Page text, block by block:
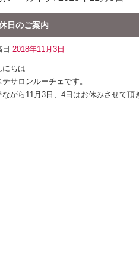
日のご案内
2018年11月3日
にちは
テサロンルーチェです。
ながら11月3日、4日はお休みさせて頂